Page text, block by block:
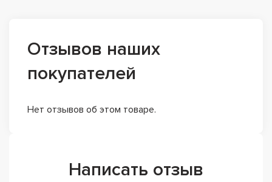
Отзывов наших
покупателей
Нет отзывов об этом товаре.
Написать отзыв